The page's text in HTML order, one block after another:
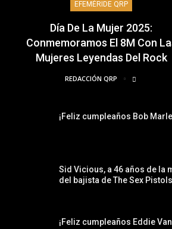
EFEMÉRIDE QRP
Día De La Mujer 2025:
Conmemoramos El 8M Con
Mujeres Leyendas Del Rock
REDACCIÓN QRP
¡Feliz cumpleaños Bob
Sid Vicious, a 46 años de la
del bajista de The Sex Pistols
¡Feliz cumpleaños Eddie